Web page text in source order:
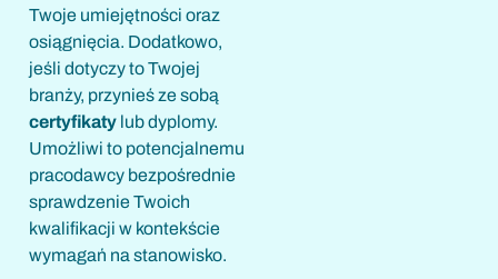
Twoje umiejętności oraz
osiągnięcia. Dodatkowo,
jeśli dotyczy to Twojej
branży, przynieś ze sobą
certyfikaty lub dyplomy.
Umożliwi to potencjalnemu
pracodawcy bezpośrednie
sprawdzenie Twoich
kwalifikacji w kontekście
wymagań na stanowisko.